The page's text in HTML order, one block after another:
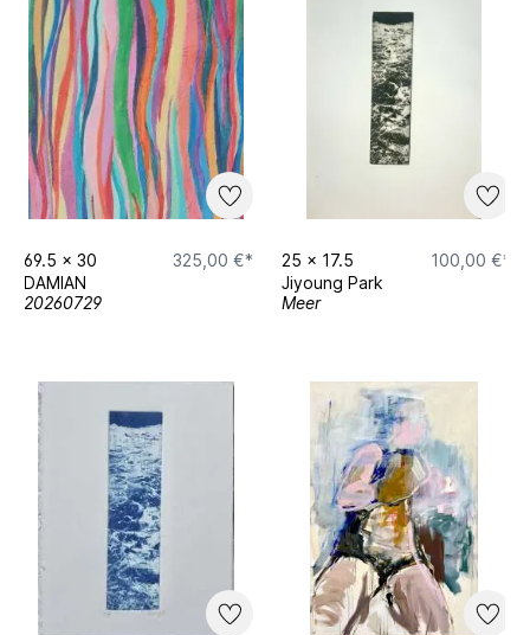
69.5 x 30
325,00 €*
DAMIAN
20260729
25 x 17.5
100,00 €*
Jiyoung Park
Meer